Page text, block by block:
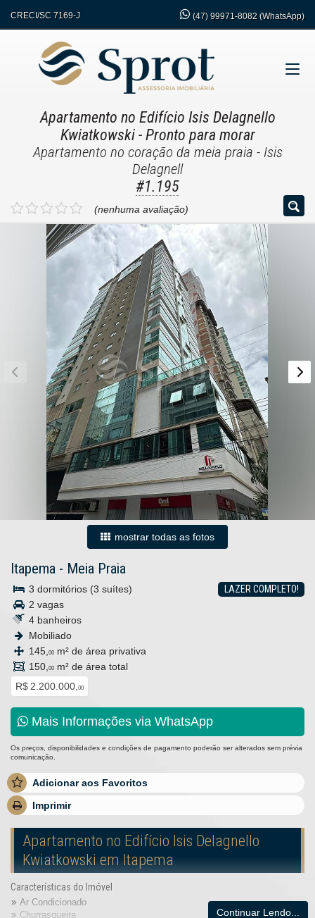
CRECI/SC 7169-J (47) 99971-8082 (WhatsApp)
Apartamento no Edifício Isis Delagnello
Kwiatkowski- Pronto para morar
Apartamento no coração da meia praia - Isis
Delagnell
#1.195
(nenhuma avaliação)
mostrar todas as fotos
Itapema - Meia Praia
LAZER COMPLETO!
3 dormitórios (3 suítes)
2 vagas
4 banheiros
Mobiliado
145, 00 m² de área privativa
150, 00 m² de área total
R$ 2.200.000, 00
Mais Informações via WhatsApp
Os preços, disponibilidades e condições de pagamento poderão ser alterados sem prévia
comunicação.
Adicionar aos Favoritos
Imprimir
Apartamento no Edifício Isis Delagnello
Kwiatkowski em Itapema
Características do Imóvel
Ar Condicionado
Churrasqueira
Continuar Lendo...